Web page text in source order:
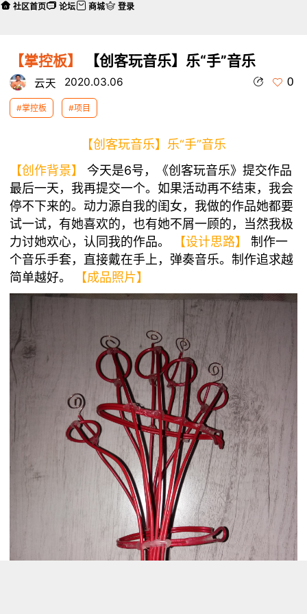
【掌控板】 【创客玩音乐】乐“手”音乐
云天 2020.03.06 0
#掌控板 #项目
【创客玩音乐】乐“手”音乐
【创作背景】
今天是6号，《创客玩音乐》提交作品
最后一天，我再提交一个。如果活动再不结束，我会
停不下来的。动力源自我的闺女，我做的作品她都要
试一试，有她喜欢的，也有她不屑一顾的，当然我极
力讨她欢心，认同我的作品。
【设计思路】
制作一
个音乐手套，直接戴在手上，弹奏音乐。制作追求越
简单越好。
【成品照片】
社区首页 论坛 商城 登录